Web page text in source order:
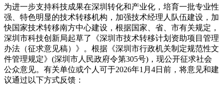
为进一步支持科技成果在深圳转化和产业化，培育一批专业性
强、特色明显的技术转移机构，加强技术经理人队伍建设，加
快国家技术转移南方中心建设，根据国家、省、市有关规定，
深圳市科技创新局起草了《深圳市技术转移计划资助项目管理
办法（征求意见稿）》。根据《深圳市行政机关制定规范性文
件管理规定》(深圳市人民政府令第305号)，现公开征求社会
公众意见。有关单位或个人可于2026年1月4日前，将意见和建
议通过以下方式反馈：